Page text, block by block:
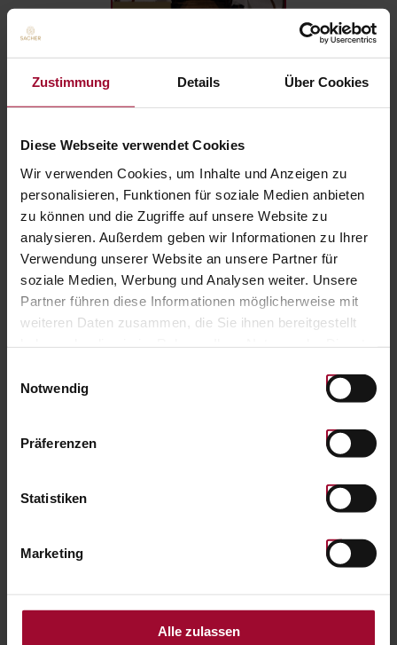
Zustimmung Details Über Cookies
Diese Webseite verwendet Cookies
Wir verwenden Cookies, um Inhalte und Anzeigen zu
personalisieren, Funktionen für soziale Medien anbieten
zu können und die Zugriffe auf unsere Website zu
analysieren. Außerdem geben wir Informationen zu Ihrer
Verwendung unserer Website an unsere Partner für
soziale Medien, Werbung und Analysen weiter. Unsere
Partner führen diese Informationen möglicherweise mit
weiteren Daten zusammen, die Sie ihnen bereitgestellt
unsererDatenschutzerklärung
Notwendig
Präferenzen
Statistiken
Marketing
Alle zulassen
0,00 EUR
Anzahl: KAUFEN